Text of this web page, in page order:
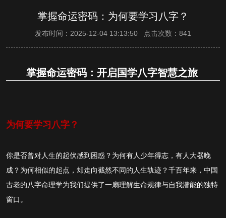
掌握命运密码：为何要学习八字？
发布时间：2025-12-04 13:13:50 点击次数：841
掌握命运密码：开启国学八字智慧之旅
为何要学习八字？
你是否曾对人生的起伏感到困惑？为何有人少年得志，有人大器晚
成？为何相似的起点，却走向截然不同的人生轨迹？千百年来，中国
古老的八字命理学为我们提供了一扇理解生命规律与自我潜能的独特
窗口。